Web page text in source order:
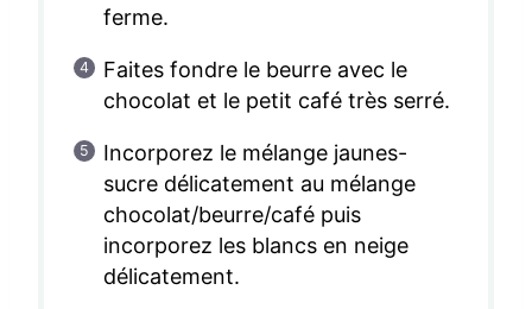
ferme.
Faites fondre le beurre avec le
chocolat et le petit café très serré.
Incorporez le mélange jaunes-
sucre délicatement au mélange
chocolat/beurre/café puis
incorporez les blancs en neige
délicatement.